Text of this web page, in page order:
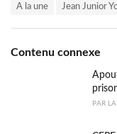
r
:
A la une Jean Junior
Contenu connexe
PAR